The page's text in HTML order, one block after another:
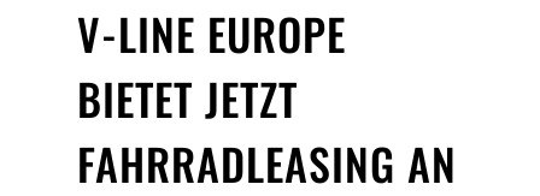
V-LINE EUROPE
BIETET JETZT
FAHRRADLEASING AN